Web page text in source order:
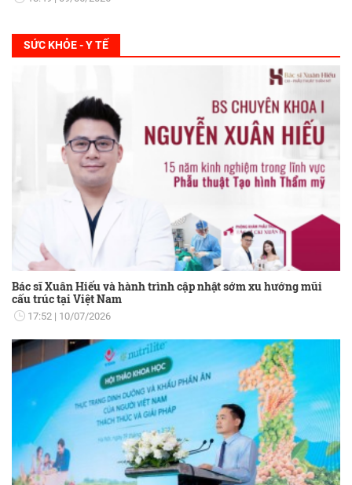
SỨC KHỎE - Y TẾ
Bác sĩ Xuân Hiếu và hành trình cập nhật sớm xu hướng mũi
cấu trúc tại Việt Nam
17:52 10/07/2026